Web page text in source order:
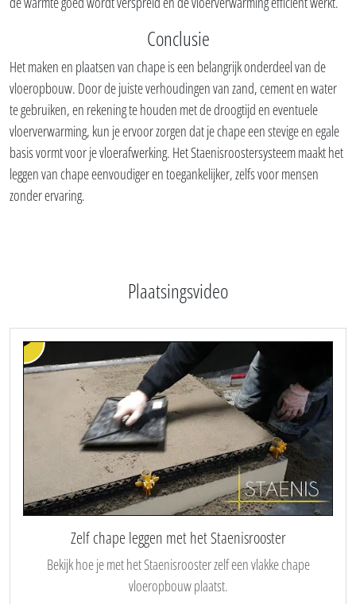
Conclusie
Het maken en plaatsen van chape is een belangrijk onderdeel van de
vloeropbouw. Door de juiste verhoudingen van zand, cement en water
te gebruiken, en rekening te houden met de droogtijd en eventuele
vloerverwarming, kun je ervoor zorgen dat je chape een stevige en egale
basis vormt voor je vloerafwerking. Het Staenisroostersysteem maakt het
leggen van chape eenvoudiger en toegankelijker, zelfs voor mensen
zonder ervaring.
Plaatsingsvideo
Zelf chape leggen met het Staenisrooster
Bekijk hoe je met het Staenisrooster zelf een vlakke chape
vloeropbouw plaatst.